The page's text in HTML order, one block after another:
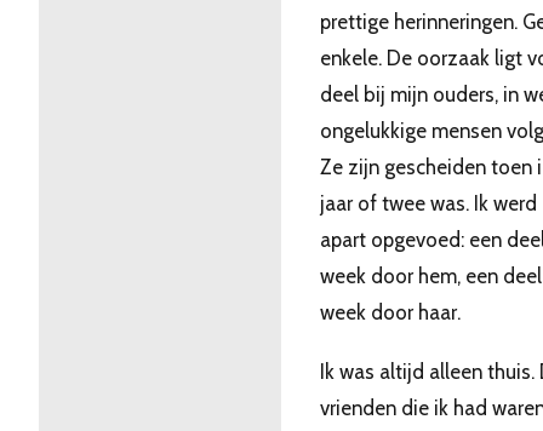
prettige herinneringen.
enkele. De oorzaak ligt
deel bij mijn ouders, in
ongelukkige mensen
Ze zijn gescheiden toen
jaar of twee was. Ik werd
apart opgevoed: een
week door hem, een
week door haar.
Ik was altijd alleen thuis.
vrienden die ik had